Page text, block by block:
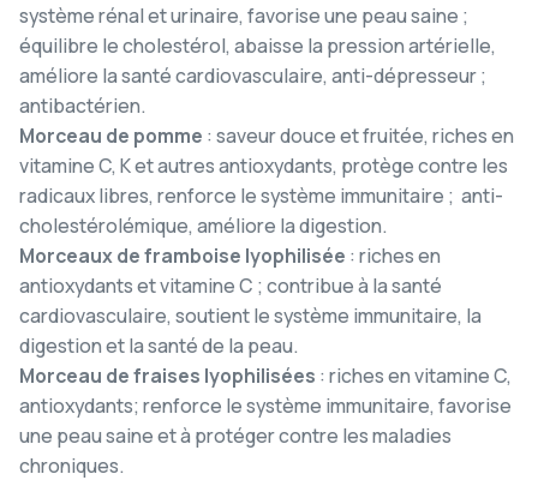
système rénal et urinaire, favorise une peau saine ;
équilibre le cholestérol, abaisse la pression artérielle,
améliore la santé cardiovasculaire, anti-dépresseur ;
antibactérien.
Morceau de pomme : saveur douce et fruitée, riches en
vitamine C, K et autres antioxydants, protège contre les
radicaux libres, renforce le système immunitaire ; anti-
cholestérolémique, améliore la digestion.
Morceaux de framboise lyophilisée : riches en
antioxydants et vitamine C ; contribue à la santé
cardiovasculaire, soutient le système immunitaire, la
digestion et la santé de la peau.
Morceau de fraises lyophilisées : riches en vitamine C,
antioxydants; renforce le système immunitaire, favorise
une peau saine et à protéger contre les maladies
chroniques.